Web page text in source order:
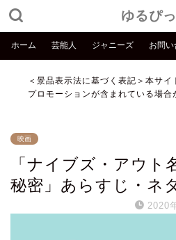
ゆるぴっ
ホーム 芸能人 ジャニーズ お問
＜景品表示法に基づく表記＞本サ
プロモーションが含まれている場合
映画
「ナイブズ・アウト
秘密」あらすじ・ネ
2020